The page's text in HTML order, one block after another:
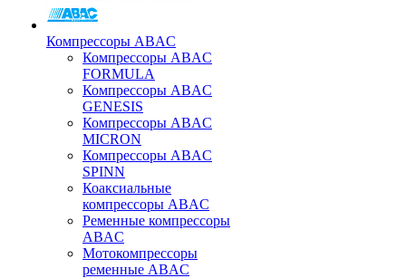
Компрессоры ABAC
Компрессоры ABAC
FORMULA
Компрессоры ABAC
GENESIS
Компрессоры ABAC
MICRON
Компрессоры ABAC
SPINN
Коаксиальные
компрессоры ABAC
Ременные компрессоры
ABAC
Мотокомпрессоры
ременные ABAC